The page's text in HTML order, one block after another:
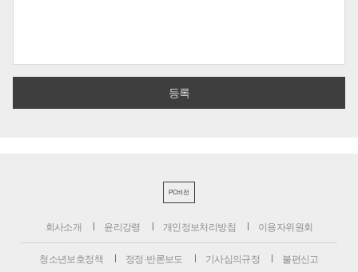
PC버전
회사소개 윤리강령 개인정보처리방침 이용자위원회
청소년보호정책 정정·반론보도 기사심의규정 불편신고